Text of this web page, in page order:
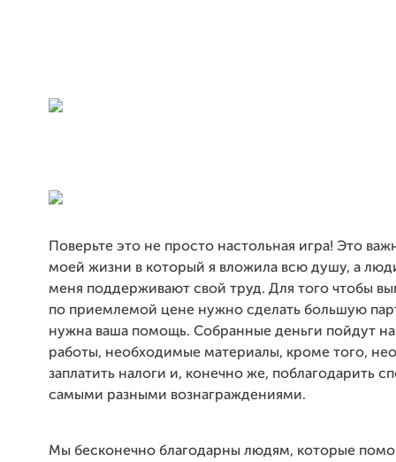
Поверьте это не просто настольная игра! Это
моей жизни в который я вложила всю душу, а
меня поддерживают свой труд. Для того чтобы
по приемлемой цене нужно сделать большую
нужна ваша помощь. Собранные деньги пойдут на
работы, необходимые материалы, кроме того,
заплатить налоги и, конечно же, поблагодарить
самыми разными вознаграждениями.
Мы бесконечно благодарны людям, которые